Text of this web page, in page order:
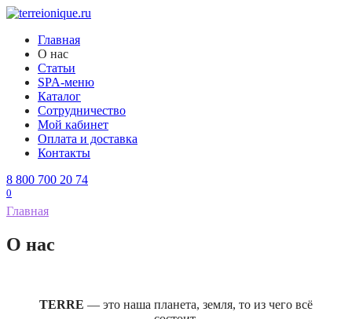
Перейти
содержанию
Главная
О нас
Статьи
SPA-меню
Каталог
Сотрудничество
Мой кабинет
Оплата и доставка
Контакты
8 800 700 20 74
0
Главная
О нас
TERRE — это наша планета, земля, то из чего всё